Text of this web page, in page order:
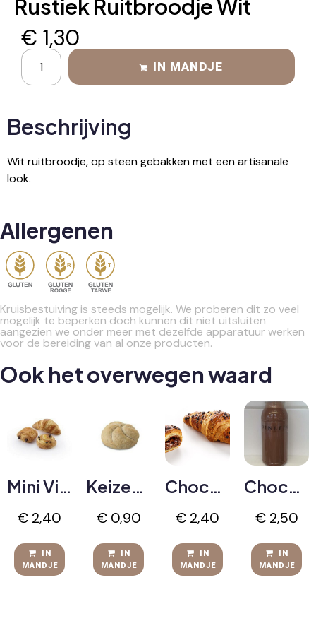
Rustiek Ruitbroodje Wit
€ 1,30
IN MANDJE
Beschrijving
Wit ruitbroodje, op steen gebakken met een artisanale
look.
Allergenen
Kruisbestuiving is steeds mogelijk. We proberen dit zo veel
mogelijk te beperken doch kunnen dit niet uitsluiten
aangezien we onder meer met dezelfde apparatuur werken
voor de bereiding van al onze producten.
Ook het overwegen waard
Mini Viennoiserie (3)
€ 2,40
IN
MANDJE
Keizerbroodje Bruin
€0,90
IN
MANDJE
Chocolade & Hazelnoot croissant
€ 2,40
IN
MANDJE
Chocomelk
€2,50
IN
MANDJE